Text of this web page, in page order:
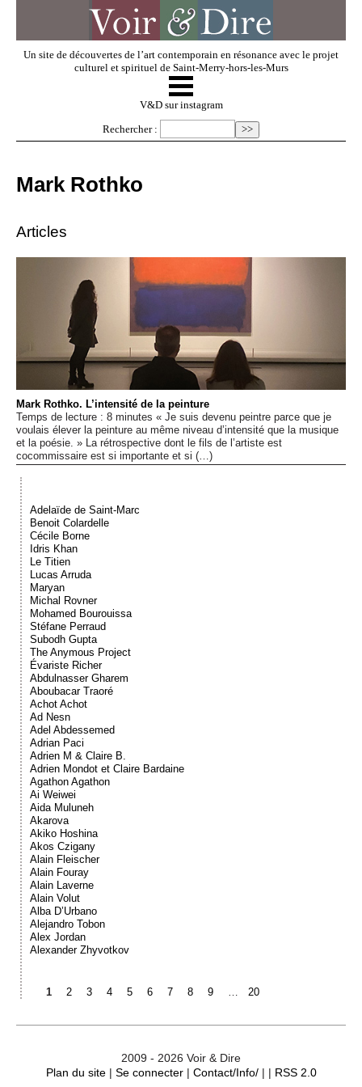
Un site de découvertes de l’art contemporain en résonance avec le projet
culturel et spirituel de Saint-Merry-hors-les-Murs
V & D
Regarder
Dossiers
Événements
Sacré
☰
V&D sur instagram
Rechercher :
Mark Rothko
Articles
Mark Rothko. L’intensité de la peinture
Temps de lecture : 8 minutes « Je suis devenu peintre parce que je
voulais élever la peinture au même niveau d’intensité que la musique
et la poésie. » La rétrospective dont le fils de l’artiste est
cocommissaire est si importante et si (…)
Adelaïde de Saint-Marc
Benoit Colardelle
Cécile Borne
Idris Khan
Le Titien
Lucas Arruda
Maryan
Michal Rovner
Mohamed Bourouissa
Stéfane Perraud
Subodh Gupta
The Anymous Project
Évariste Richer
Abdulnasser Gharem
Aboubacar Traoré
Achot Achot
Ad Nesn
Adel Abdessemed
Adrian Paci
Adrien M & Claire B.
Adrien Mondot et Claire Bardaine
Agathon Agathon
Ai Weiwei
Aida Muluneh
Akarova
Akiko Hoshina
Akos Czigany
Alain Fleischer
Alain Fouray
Alain Laverne
Alain Volut
Alba D’Urbano
Alejandro Tobon
Alex Jordan
Alexander Zhyvotkov
1 2 3 4 5 6 7 8 9 … 20
2009 - 2026 Voir & Dire
Plan du site| Se connecter| Contact/Info/| | RSS 2.0